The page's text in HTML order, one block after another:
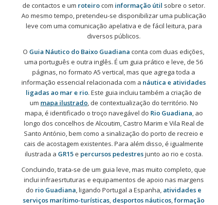
de contactos e um roteirocom informação útil sobre o setor.
Ao mesmo tempo, pretendeu-se disponibilizar uma publicação
leve com uma comunicação apelativa e de fácil leitura, para
diversos públicos.
O Guia Náutico do Baixo Guadiana conta com duas edições,
uma português e outra inglês. É um guia prático e leve, de 56
páginas, no formato A5 vertical, mas que agrega toda a
informação essencial relacionada com a náutica e atividades
ligadas ao mar e rio. Este guia incluiu também a criação de
um mapa ilustrado, de contextualização do território. No
mapa, é identificado o troço navegável do Rio Guadiana, ao
longo dos concelhos de Alcoutim, Castro Marim e Vila Real de
Santo António, bem como a sinalização do porto de recreio e
cais de acostagem existentes. Para além disso, é igualmente
ilustrada a GR15e percursos pedestresjunto ao rio e costa.
Concluindo, trata-se de um guia leve, mas muito completo, que
inclui infraesrtuturas e equipamentos de apoio nas margens
do rio Guadiana, ligando Portugal a Espanha, atividades e
serviços marítimo-turísticas, desportos náuticos,formação